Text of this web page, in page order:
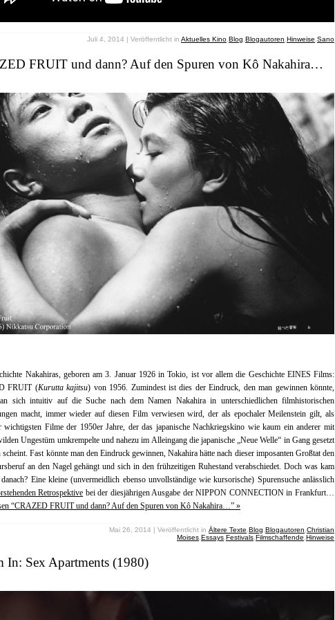
Juli 4, 2014 | Veröffentlicht in Aktuelles Kino Blog Blogautoren Hinweise Sano
FRUIT und dann? Auf den Spuren von Kô Nakahira…
Nakahiras, geboren am 3. Januar 1926 in Tokio, ist vor allem die Geschichte EINES Films:
FRUIT (Kurutta kajitsu) von 1956. Zumindest ist dies der Eindruck, den man gewinnen könnte,
sich intuitiv auf die Suche nach dem Namen Nakahira in unterschiedlichen filmhistorischen
macht, immer wieder auf diesen Film verwiesen wird, der als epochaler Meilenstein gilt, als
wichtigsten Filme der 1950er Jahre, der das japanische Nachkriegskino wie kaum ein anderer mit
Ungestüm umkrempelte und nahezu im Alleingang die japanische „Neue Welle“ in Gang gesetzt
scheint. Fast könnte man den Eindruck gewinnen, Nakahira hätte nach dieser imposanten Großtat den
an den Nagel gehängt und sich in den frühzeitigen Ruhestand verabschiedet. Doch was kam
Eine kleine (unvermeidlich ebenso unvollständige wie kursorische) Spurensuche anlässlich
Retrospektive bei der diesjährigen Ausgabe der NIPPON CONNECTION in Frankfurt…
“CRAZED FRUIT und dann? Auf den Spuren von Kô Nakahira…” »
Mai 26, 2014 | Veröffentlicht in Ältere Texte Blog Blogautoren Christian
Moises Essays Festivals Filmschaffende Hinweise
In: Sex Apartments (1980)